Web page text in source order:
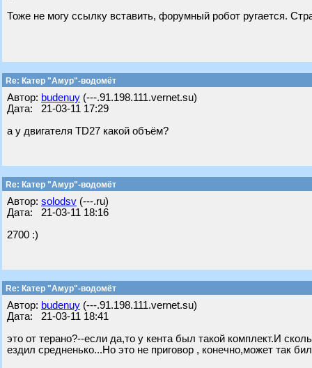
Тоже не могу ссылку вставить, форумный робот ругается.
Re: Катер "Амур"-водомёт
Автор: budenuy (---.91.198.111.vernet.su)
Дата: 21-03-11 17:29
а у двигателя TD27 какой объём?
Re: Катер "Амур"-водомёт
Автор: solodsv (---.ru)
Дата: 21-03-11 18:16
2700 :)
Re: Катер "Амур"-водомёт
Автор: budenuy (---.91.198.111.vernet.su)
Дата: 21-03-11 18:41
это от терано?--если да,то у кента был такой комплект.И
ездил средненько...Но это не приговор , конечно,может так